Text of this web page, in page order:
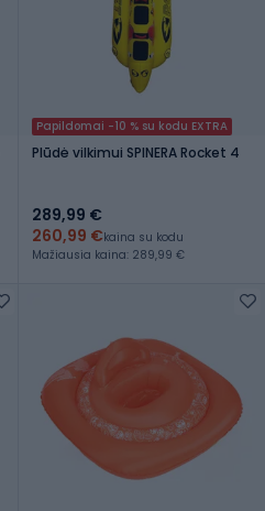
Papildomai -10 % su kodu EXTRA
Plūdė vilkimui SPINERA Rocket 4
289,99 €
260,99 €kaina su kodu
Mažiausia kaina: 289,99 €